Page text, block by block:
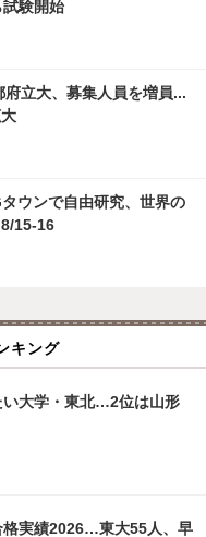
験開始
府立大、募集人員を増員...
タウンで自由研究、世界の
15-16
キング
い大学・東北…2位は山形
格実績2026…東大55人、早